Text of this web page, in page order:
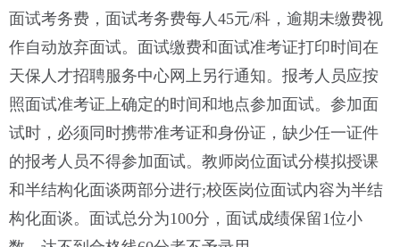
面试考务费，面试考务费每人45元/科，逾期未缴费视
作自动放弃面试。面试缴费和面试准考证打印时间在
天保人才招聘服务中心网上另行通知。报考人员应按
照面试准考证上确定的时间和地点参加面试。参加面
试时，必须同时携带准考证和身份证，缺少任一证件
的报考人员不得参加面试。教师岗位面试分模拟授课
和半结构化面谈两部分进行;校医岗位面试内容为半结
构化面谈。面试总分为100分，面试成绩保留1位小